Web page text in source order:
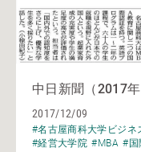
中日新聞（2017
2017/12/09
#名古屋商科大学ビジネ
#経営大学院 #MBA #国